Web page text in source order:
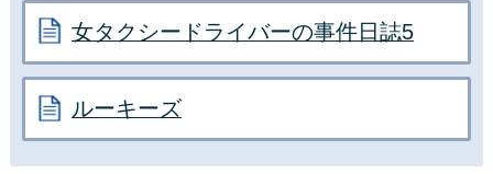
女タクシードライバーの事件日誌5
ルーキーズ